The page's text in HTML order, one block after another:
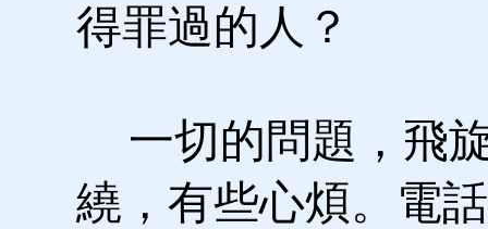
得罪過的人？
一切的問題，飛
繞，有些心煩。電